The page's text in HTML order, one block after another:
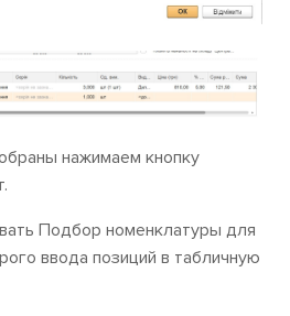
нажимаем кнопку
Подбор номенклатуры для
ввода позиций в табличную